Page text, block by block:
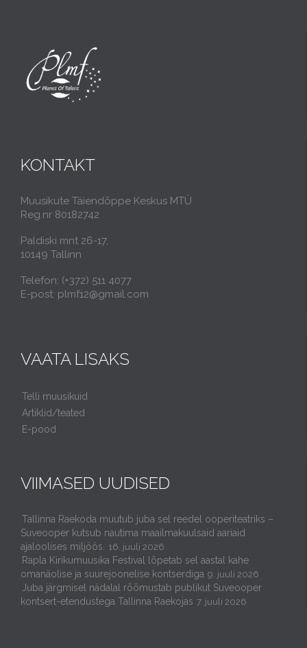
KONTAKT
Muusikute Täiendõppe Keskus MTÜ
Reg.nr 80182742
Paldiski mnt 26-17,
10149 Tallinn
Telefon: (+372) 511 4077
E-post: plmf12@gmail.com
VAATA LISAKS
Telli muusikuid
Artiklid/teated
E-pood
VIIMASED UUDISED
Tallinna Raekoda muutub juba sel reedel ooperiteatriks –
Suveooper kutsub nautima maailmakuulsaid aariaid
ajaloolises miljöös.
16. juuli 2026
Rapla Kirikumuusika Festival lõpetab sel aastal kahe
omanäolise ja suurejoonelise kontserdiga 9. juuli 2026
Juba järgmisel nädalal rõõmustab publikut Suveooper
kontsert-etendustega Tallinna Raekojas 7. juuli 2026